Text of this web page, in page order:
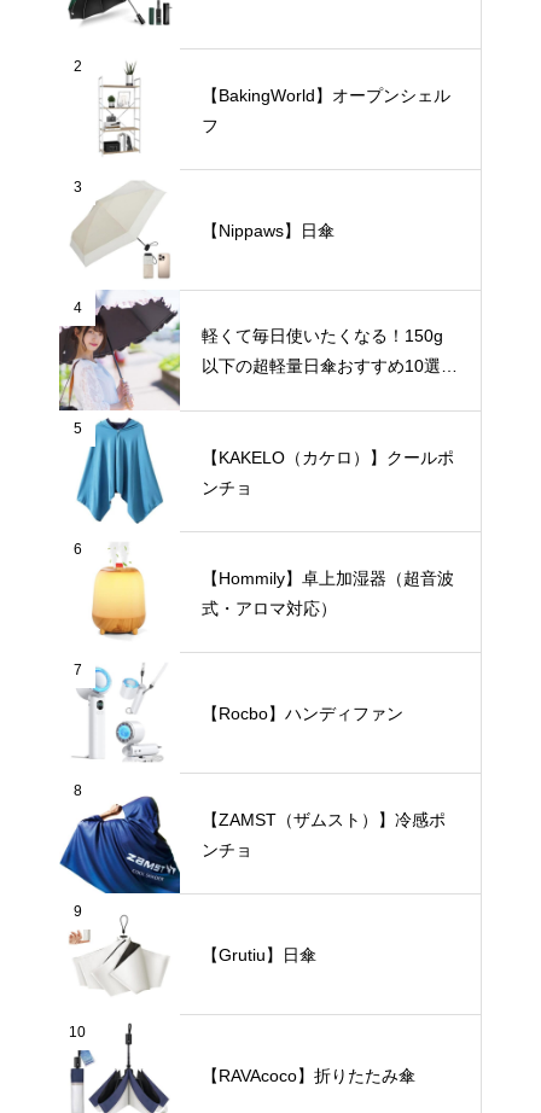
2
【BakingWorld】オープンシェル
フ
3
【Nippaws】日傘
4
軽くて毎日使いたくなる！150g
以下の超軽量日傘おすすめ10選
5
【KAKELO（カケロ）】クールポ
ンチョ
6
【Hommily】卓上加湿器（超音波
式・アロマ対応）
7
【Rocbo】ハンディファン
8
【ZAMST（ザムスト）】冷感ポ
ンチョ
9
【Grutiu】日傘
10
【RAVAcoco】折りたたみ傘